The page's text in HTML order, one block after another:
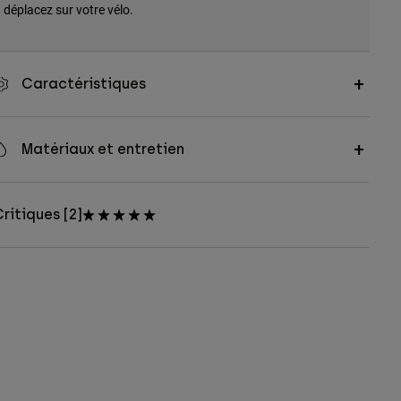
déplacez sur votre vélo.
Caractéristiques
Matériaux et entretien
[2]